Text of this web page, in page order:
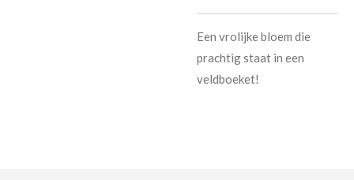
Een vrolijke bloem die
prachtig staat in een
veldboeket!